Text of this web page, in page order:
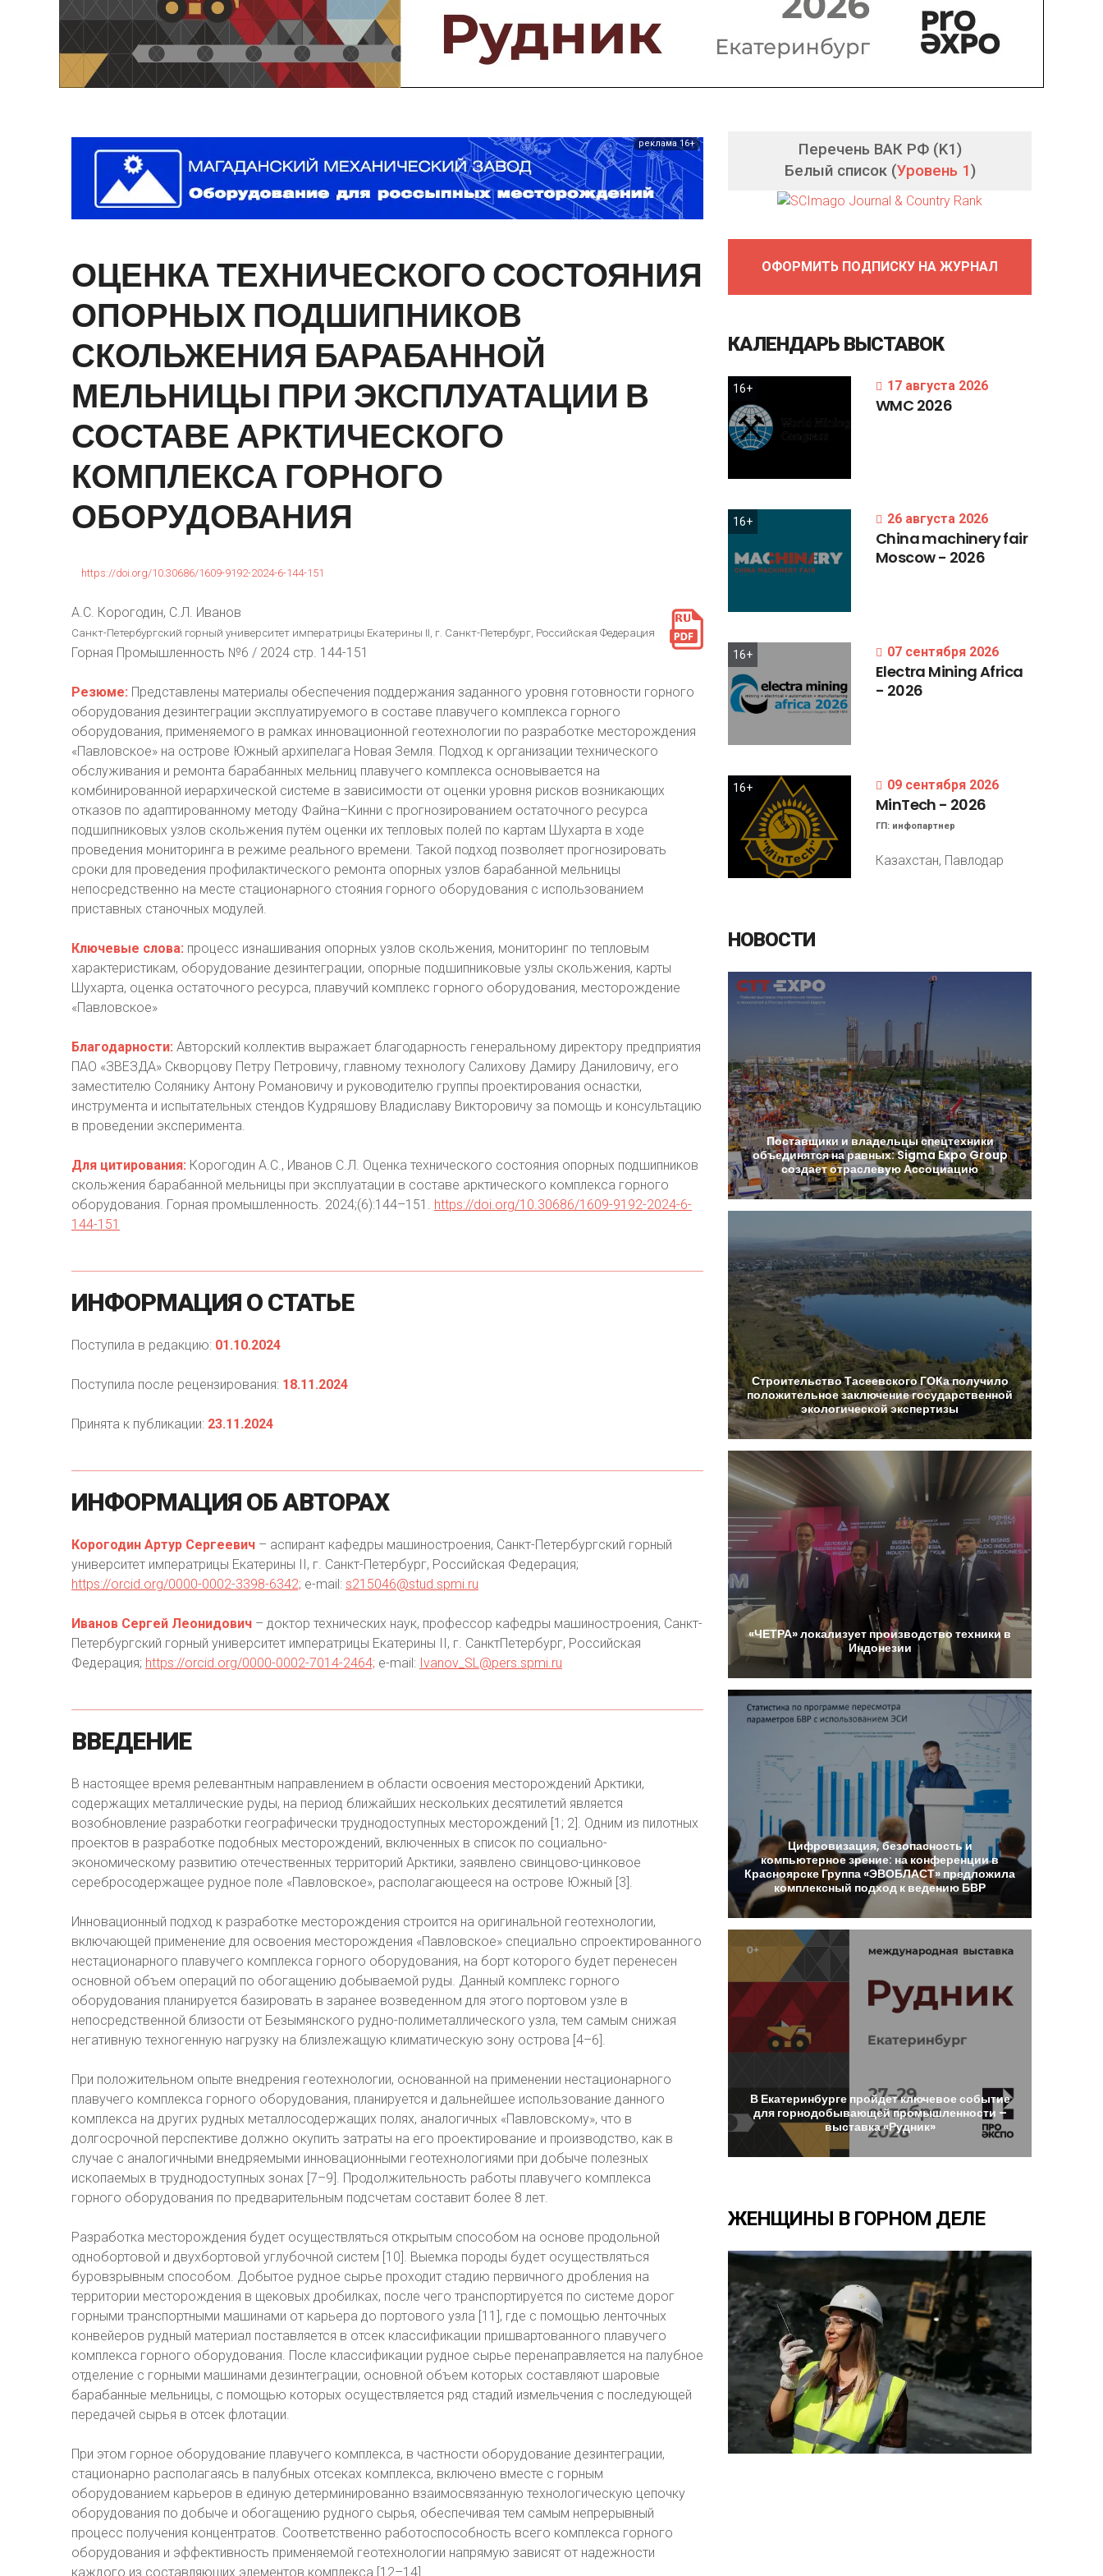
Интервью
Выставки, Конференции
Женщины в горном деле
реклама 16+
ОЦЕНКАТЕХНИЧЕСКОГОСОСТОЯНИЯ
ОПОРНЫХПОДШИПНИКОВ
СКОЛЬЖЕНИЯ БАРАБАННОЙ
МЕЛЬНИЦЫ ПРИ ЭКСПЛУАТАЦИИ В
СОСТАВЕАРКТИЧЕСКОГО
КОМПЛЕКСАГОРНОГО
ОБОРУДОВАНИЯ
https://doi.org/10.30686/1609-9192-2024-6-144-151
А.С. Корогодин, С.Л. Иванов
Санкт-Петербургский горный университет императрицы Екатерины II, г. Санкт-Петербург, Российская Федерация
Горная Промышленность №6 / 2024 стр. 144-151
Резюме: Представлены материалы обеспечения поддержания заданного уровня готовности горного
оборудования дезинтеграции эксплуатируемого в составе плавучего комплекса горного
оборудования, применяемого в рамках инновационной геотехнологии по разработке месторождения
«Павловское» на острове Южный архипелага Новая Земля. Подход к организации технического
обслуживания и ремонта барабанных мельниц плавучего комплекса основывается на
комбинированной иерархической системе в зависимости от оценки уровня рисков возникающих
отказов по адаптированному методу Файна–Кинни с прогнозированием остаточного ресурса
подшипниковых узлов скольжения путём оценки их тепловых полей по картам Шухарта в ходе
проведения мониторинга в режиме реального времени. Такой подход позволяет прогнозировать
сроки для проведения профилактического ремонта опорных узлов барабанной мельницы
непосредственно на месте стационарного стояния горного оборудования с использованием
приставных станочных модулей.
Ключевые слова: процесс изнашивания опорных узлов скольжения, мониторинг по тепловым
характеристикам, оборудование дезинтеграции, опорные подшипниковые узлы скольжения, карты
Шухарта, оценка остаточного ресурса, плавучий комплекс горного оборудования, месторождение
«Павловское»
Благодарности: Авторский коллектив выражает благодарность генеральному директору предприятия
ПАО «ЗВЕЗДА» Скворцову Петру Петровичу, главному технологу Салихову Дамиру Даниловичу, его
заместителю Солянику Антону Романовичу и руководителю группы проектирования оснастки,
инструмента и испытательных стендов Кудряшову Владиславу Викторовичу за помощь и консультацию
в проведении эксперимента.
Для цитирования: Корогодин А.С., Иванов С.Л. Оценка технического состояния опорных подшипников
скольжения барабанной мельницы при эксплуатации в составе арктического комплекса горного
оборудования. Горная промышленность. 2024;(6):144–151. https://doi.org/10.30686/1609-9192-2024-6-
144-151
ИНФОРМАЦИЯ О СТАТЬЕ
Поступила в редакцию: 01.10.2024
Поступила после рецензирования: 18.11.2024
Принята к публикации: 23.11.2024
ИНФОРМАЦИЯ ОБАВТОРАХ
Корогодин Артур Сергеевич – аспирант кафедры машиностроения, Санкт-Петербургский горный
университет императрицы Екатерины II, г. Санкт-Петербург, Российская Федерация;
https://orcid.org/0000-0002-3398-6342; e-mail: s215046@stud.spmi.ru
Иванов Сергей Леонидович – доктор технических наук, профессор кафедры машиностроения, Санкт-
Петербургский горный университет императрицы Екатерины II, г. СанктПетербург, Российская
Федерация; https://orcid.org/0000-0002-7014-2464; e-mail: Ivanov_SL@pers.spmi.ru
ВВЕДЕНИЕ
В настоящее время релевантным направлением в области освоения месторождений Арктики,
содержащих металлические руды, на период ближайших нескольких десятилетий является
возобновление разработки географически труднодоступных месторождений [1; 2]. Одним из пилотных
проектов в разработке подобных месторождений, включенных в список по социально-
экономическому развитию отечественных территорий Арктики, заявлено свинцово-цинковое
серебросодержащее рудное поле «Павловское», располагающееся на острове Южный [3].
Инновационный подход к разработке месторождения строится на оригинальной геотехнологии,
включающей применение для освоения месторождения «Павловское» специально спроектированного
нестационарного плавучего комплекса горного оборудования, на борт которого будет перенесен
основной объем операций по обогащению добываемой руды. Данный комплекс горного
оборудования планируется базировать в заранее возведенном для этого портовом узле в
непосредственной близости от Безымянского рудно-полиметаллического узла, тем самым снижая
негативную техногенную нагрузку на близлежащую климатическую зону острова [4–6].
При положительном опыте внедрения геотехнологии, основанной на применении нестационарного
плавучего комплекса горного оборудования, планируется и дальнейшее использование данного
комплекса на других рудных металлосодержащих полях, аналогичных «Павловскому», что в
долгосрочной перспективе должно окупить затраты на его проектирование и производство, как в
случае с аналогичными внедряемыми инновационными геотехнологиями при добыче полезных
ископаемых в труднодоступных зонах [7–9]. Продолжительность работы плавучего комплекса
горного оборудования по предварительным подсчетам составит более 8 лет.
Разработка месторождения будет осуществляться открытым способом на основе продольной
однобортовой и двухбортовой углубочной систем [10]. Выемка породы будет осуществляться
буровзрывным способом. Добытое рудное сырье проходит стадию первичного дробления на
территории месторождения в щековых дробилках, после чего транспортируется по системе дорог
горными транспортными машинами от карьера до портового узла [11], где с помощью ленточных
конвейеров рудный материал поставляется в отсек классификации пришвартованного плавучего
комплекса горного оборудования. После классификации рудное сырье перенаправляется на палубное
отделение с горными машинами дезинтеграции, основной объем которых составляют шаровые
барабанные мельницы, с помощью которых осуществляется ряд стадий измельчения с последующей
передачей сырья в отсек флотации.
При этом горное оборудование плавучего комплекса, в частности оборудование дезинтеграции,
стационарно располагаясь в палубных отсеках комплекса, включено вместе с горным
оборудованием карьеров в единую детерминированно взаимосвязанную технологическую цепочку
оборудования по добыче и обогащению рудного сырья, обеспечивая тем самым непрерывный
процесс получения концентратов. Соответственно работоспособность всего комплекса горного
оборудования и эффективность применяемой геотехнологии напрямую зависят от надежности
каждого из составляющих элементов комплекса [12–14].
Перечень ВАК РФ (K1)
Белый список (Уровень 1)
ОФОРМИТЬ ПОДПИСКУ НА ЖУРНАЛ
КАЛЕНДАРЬ ВЫСТАВОК
16+ 17 августа 2026
WMC 2026
16+ 26 августа 2026
Chinamachineryfair
Moscow- 2026
16+ 07 сентября 2026
Electra MiningAfrica
- 2026
16+ 09 сентября 2026
MinTech - 2026
ГП: инфопартнер
Казахстан, Павлодар
НОВОСТИ
Поставщики и владельцыспецтехники
объединятсянаравных:SigmaExpoGroup
создаетотраслевуюАссоциацию
СтроительствоТасеевскогоГОКаполучило
положительноезаключениегосударственной
экологическойэкспертизы
«ЧЕТРА»локализует производство техникив
Индонезии
Цифровизация,безопасностьи
компьютерноезрение: на конференциив
Красноярске Группа«ЭВОБЛАСТ» предложила
комплексный подход к ведению БВР
В Екатеринбурге пройдетключевоесобытие
для горнодобывающейпромышленности –
выставка«Рудник»
ЖЕНЩИНЫ В ГОРНОМ ДЕЛЕ